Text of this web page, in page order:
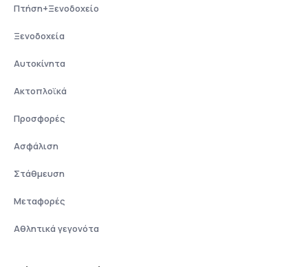
Πτήση+Ξενοδοχείο
Ξενοδοχεία
Αυτοκίνητα
Ακτοπλοϊκά
Προσφορές
Ασφάλιση
Στάθμευση
Μεταφορές
Αθλητικά γεγονότα